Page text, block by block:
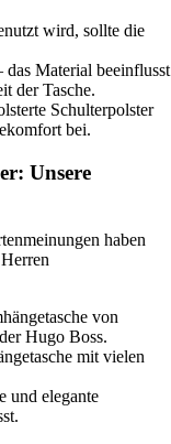
wird, sollte die
Material beeinflusst
der Tasche.
Schulterpolster
bei.
Unsere
haben
von
Hugo Boss.
mit vielen
und elegante